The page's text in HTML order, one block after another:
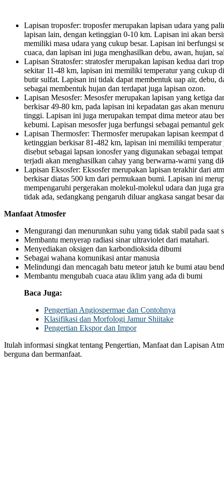
Lapisan troposfer: troposfer merupakan lapisan udara yang
lapisan lain, dengan ketinggian 0-10 km. Lapisan ini akan
memiliki masa udara yang cukup besar. Lapisan ini berfungsi
cuaca, dan lapisan ini juga menghasilkan debu, awan, hujan,
Lapisan Stratosfer: stratosfer merupakan lapisan kedua dari
sekitar 11-48 km, lapisan ini memiliki temperatur yang cukup
butir sulfat. Lapisan ini tidak dapat membentuk uap air, debu,
sebagai membentuk hujan dan terdapat juga lapisan ozon.
Lapisan Mesosfer: Mesosfer merupakan lapisan yang ketiga
berkisar 49-80 km, pada lapisan ini kepadatan gas akan
tinggi. Lapisan ini juga merupakan tempat dima meteor atau
kebumi. Lapisan mesosfer juga berfungsi sebagai pemantul
Lapisan Thermosfer: Thermosfer merupakan lapisan keempat
ketinggian berkisar 81-482 km, lapisan ini memiliki
disebut sebagai lapsan ionosfer yang digunakan sebagai
terjadi akan menghasilkan cahay yang berwarna-warni yang
Lapisan Eksosfer: Eksosfer merupakan lapisan terakhir dari
berkisar diatas 500 km dari permukaan bumi. Lapisan ini
mempengaruhi pergerakan molekul-molekul udara dan juga
tidak ada, sedangkang pengaruh diluar angkasa sangat besar
Manfaat Atmosfer
Mengurangi dan menurunkan suhu yang tidak stabil pada saat
Membantu menyerap radiasi sinar ultraviolet dari matahari.
Menyediakan oksigen dan karbondioksida dibumi
Sebagai wahana komunikasi antar manusia
Melindungi dan mencagah batu meteor jatuh ke bumi atau
Membantu mengubah cuaca atau iklim yang ada di bumi
Baca Juga:
Pengertian Angiospermae dan Contohnya
Klasifikasi dan Morfologi Jamur Shiitake
Pengertian Ekspor dan Impor
Itulah informasi singkat tentang Pengertian, Manfaat dan Lapisan
berguna dan bermanfaat.